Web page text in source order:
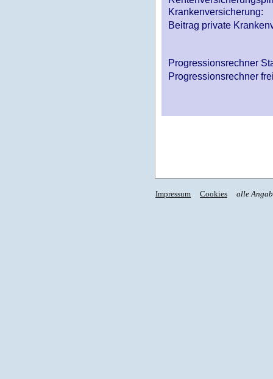
Krankenversicherung:
Beitrag private
Progressionsrechner
Progressionsrechner
Impressum Cookies alle